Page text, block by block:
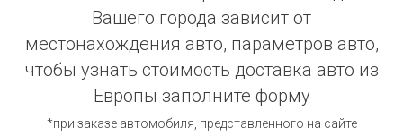
Вашего города зависит от
местонахождения авто, параметров авто,
чтобы узнать стоимость доставка авто из
Европы заполните форму
*при заказе автомобиля, представленного на сайте